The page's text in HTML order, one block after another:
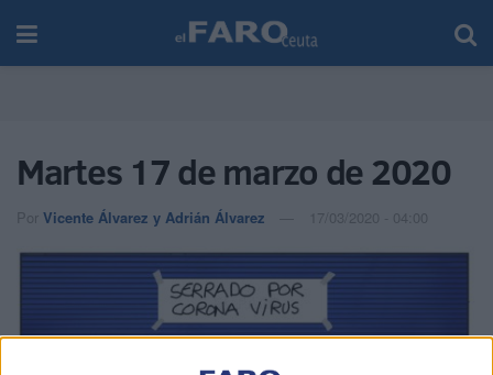
Martes 17 de marzo de 2020
Por Vicente Álvarez y Adrián Álvarez 17/03/2020 - 04:00